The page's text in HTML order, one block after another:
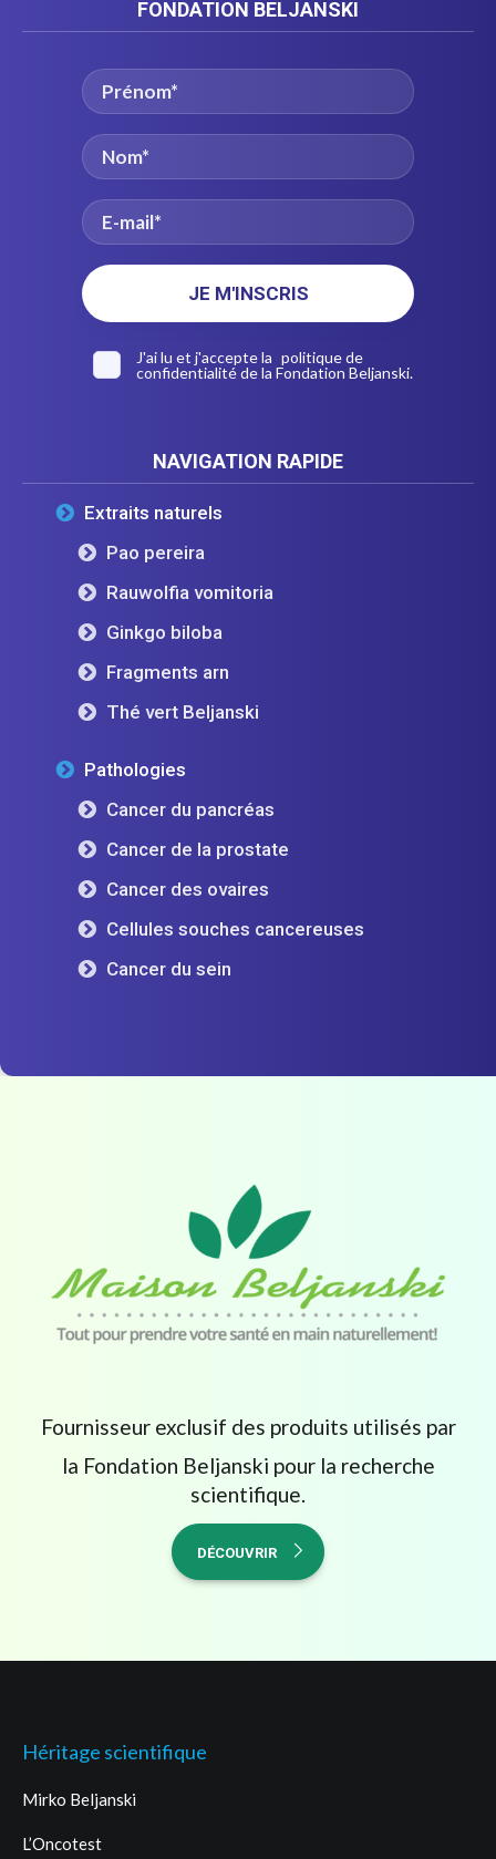
FONDATION BELJANSKI
J'ai lu et j'accepte la politique de
confidentialitéde la Fondation Beljanski.
NAVIGATION RAPIDE
Extraits naturels
Pao pereira
Rauwolfia vomitoria
Ginkgo biloba
Fragments arn
Thé vert Beljanski
Pathologies
Cancer du pancréas
Cancer de la prostate
Cancer des ovaires
Cellules souches cancereuses
Cancer du sein
Fournisseur exclusif des produits utilisés par
la Fondation Beljanski pour la recherche
scientifique.
DÉCOUVRIR
Héritage scientifique
Mirko Beljanski
L’Oncotest